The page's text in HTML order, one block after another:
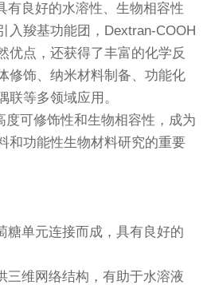
有良好的水溶性、生物相容性
入羧基功能团，Dextran-COOH
优点，还获得了丰富的化学反
修饰、纳米材料制备、功能化
联等多领域应用。
度可修饰性和生物相容性，成为
和功能性生物材料研究的重要
糖单元连接而成，具有良好的
三维网络结构，有助于水溶液